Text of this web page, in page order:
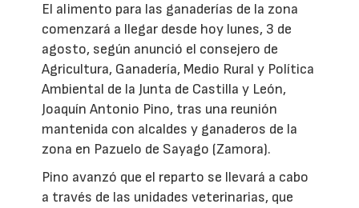
El alimento para las ganaderías de la zona
comenzará a llegar desde hoy lunes, 3 de
agosto, según anunció el consejero de
Agricultura, Ganadería, Medio Rural y Política
Ambiental de la Junta de Castilla y León,
Joaquín Antonio Pino, tras una reunión
mantenida con alcaldes y ganaderos de la
zona en Pazuelo de Sayago (Zamora).
Pino avanzó que el reparto se llevará a cabo
a través de las unidades veterinarias, que